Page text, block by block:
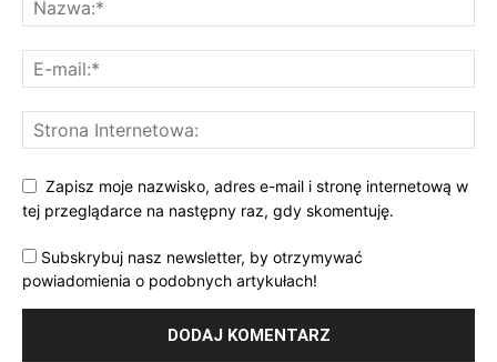
Zapisz moje nazwisko, adres e-mail i stronę internetową w
tej przeglądarce na następny raz, gdy skomentuję.
Subskrybuj nasz newsletter, by otrzymywać
powiadomienia o podobnych artykułach!